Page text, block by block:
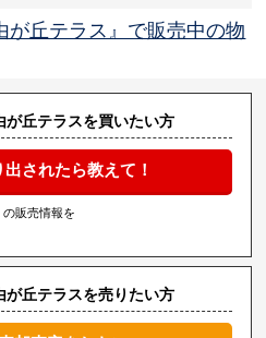
が丘テラス』で販売中の物
が丘テラスを買いたい方
されたら教えて！
の販売情報を
が丘テラスを売りたい方